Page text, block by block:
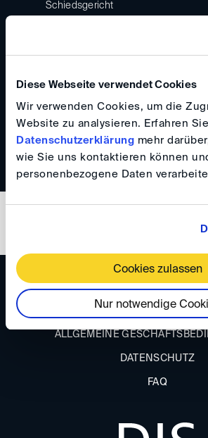
Diese Webseite verwendet Cookies
Wir verwenden Cookies, um die
Website zu analysieren. Erfahren
Datenschutzerklärung mehr
wie Sie uns kontaktieren können
personenbezogene Daten
Cookies zulassen
Nur notwendige
Schiedsgericht
10 Tully Street, M7 4PA, Salford,
tzedekadr(at)gmail.com
+447905821262
ANFAHRT
IMPRESSUM
ALLGEMEINE
DATENSCHUTZ
FAQ